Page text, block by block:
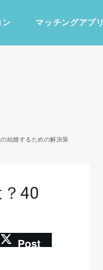
ン マッチングアプリ
結婚するための解決策
40
Post